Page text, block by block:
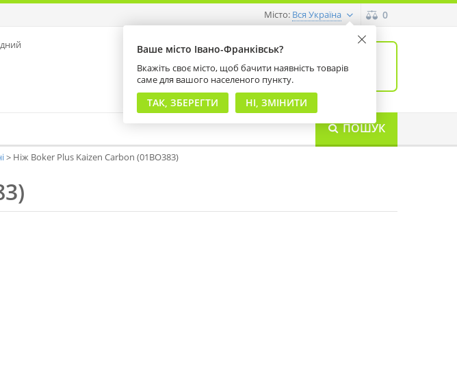
Ваше місто Івано-Франківськ?
Вкажіть своє місто, щоб бачити наявність товарів
саме для вашого населеного пункту.
ТАК, ЗБЕРЕГТИ НІ, ЗМІНИТИ
Місто: Вся Україна 0
0
на суму 0 грн
ПОШУК
Ніж Boker Plus Kaizen Carbon (01BO383)